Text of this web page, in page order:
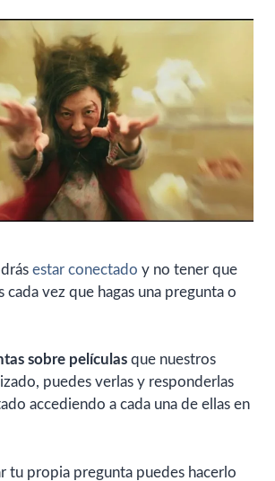
estar conectado y no tener que
cada vez que hagas una pregunta o
sobre películas que nuestros
puedes verlas y responderlas
accediendo a cada una de ellas en
tu propia pregunta puedes hacerlo